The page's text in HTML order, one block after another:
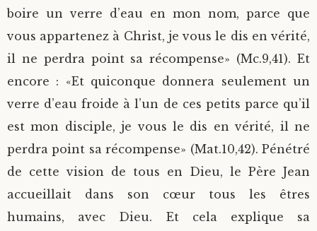
boire un verre d’eau en mon nom, parce que
vous appartenez à Christ, je vous le dis en vérité,
il ne perdra point sa récompense» (Mc.9,41). Et
encore : «Et quiconque donnera seulement un
verre d’eau froide à l’un de ces petits parce qu’il
est mon disciple, je vous le dis en vérité, il ne
perdra point sa récompense» (Mat.10,42). Pénétré
de cette vision de tous en Dieu, le Père Jean
accueillait dans son cœur tous les êtres
humains, avec Dieu. Et cela explique sa